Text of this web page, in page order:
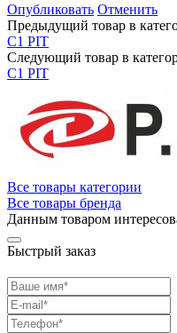
Опубликовать Отменить
Предыдущий товар в
C1 PIT
Следующий товар в
C1 PIT
Все товары категории
Все товары бренда
Данным товаром
Быстрый заказ